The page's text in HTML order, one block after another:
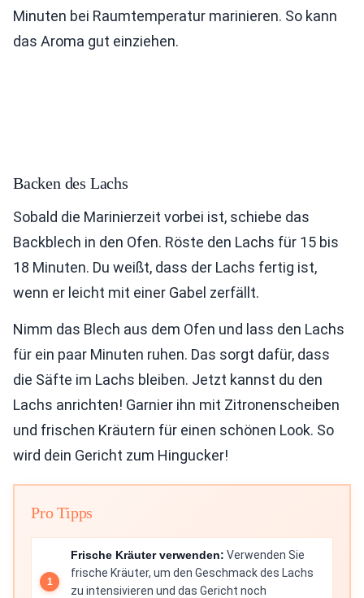
Minuten bei Raumtemperatur marinieren. So kann
das Aroma gut einziehen.
Backen des Lachs
Sobald die Marinierzeit vorbei ist, schiebe das
Backblech in den Ofen. Röste den Lachs für 15 bis
18 Minuten. Du weißt, dass der Lachs fertig ist,
wenn er leicht mit einer Gabel zerfällt.
Nimm das Blech aus dem Ofen und lass den Lachs
für ein paar Minuten ruhen. Das sorgt dafür, dass
die Säfte im Lachs bleiben. Jetzt kannst du den
Lachs anrichten! Garnier ihn mit Zitronenscheiben
und frischen Kräutern für einen schönen Look. So
wird dein Gericht zum Hingucker!
Pro Tipps
Frische Kräuter verwenden: Verwenden Sie
frische Kräuter, um den Geschmack des Lachs
zu intensivieren und das Gericht noch